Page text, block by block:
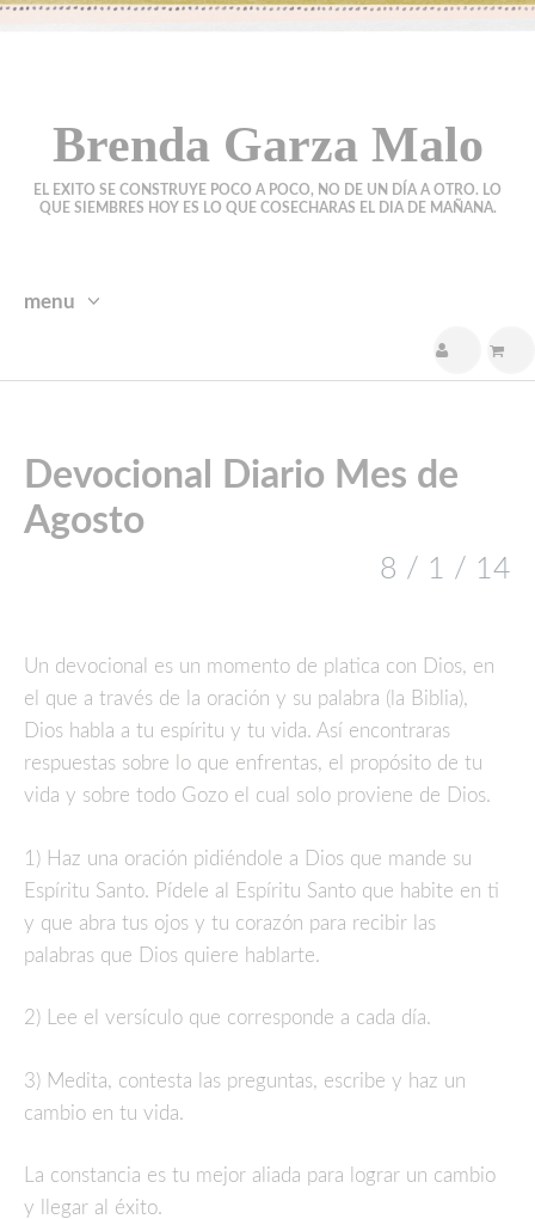
Brenda Garza Malo
EL EXITO SE CONSTRUYE POCO A POCO, NO DE UN DÍA A OTRO. LO
QUE SIEMBRES HOY ES LO QUE COSECHARAS EL DIA DE MAÑANA.
menu
Devocional Diario Mes de
Agosto
8 / 1 / 14
Un devocional es un momento de platica con Dios, en
el que a través de la oración y su palabra (la Biblia),
Dios habla a tu espíritu y tu vida. Así encontraras
respuestas sobre lo que enfrentas, el propósito de tu
vida y sobre todo Gozo el cual solo proviene de Dios.
1) Haz una oración pidiéndole a Dios que mande su
Espíritu Santo. Pídele al Espíritu Santo que habite en ti
y que abra tus ojos y tu corazón para recibir las
palabras que Dios quiere hablarte.
2) Lee el versículo que corresponde a cada día.
3) Medita, contesta las preguntas, escribe y haz un
cambio en tu vida.
La constancia es tu mejor aliada para lograr un cambio
y llegar al éxito.